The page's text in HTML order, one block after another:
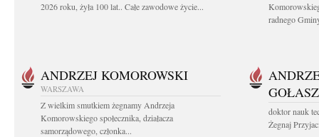
2026 roku, żyła 100 lat.. Całe zawodowe życie...
radnego
ANDRZEJ KOMOROWSKI
WARSZAWA
Z wielkim smutkiem żegnamy Andrzeja
Komorowskiego społecznika, działacza
samorządowego, członka...
doktor nauk
Żegnaj